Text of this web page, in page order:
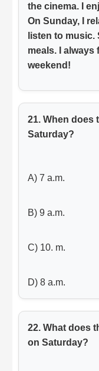
the cinema. I
On Sunday, I
listen to
meals. I
weekend!
21. When does
Saturday?
A) 7 a.m.
B) 9 a.m.
C) 10. m.
D) 8 a.m.
22. What does
on Saturday?